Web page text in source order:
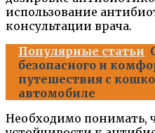
использование
консультации врача.
Популярные статьи
безопасного и
путешествия с
автомобиле
Необходимо понимать,